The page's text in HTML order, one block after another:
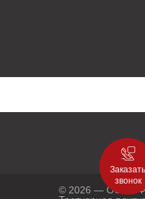
© 2026 — ООО
Заказать
звонок